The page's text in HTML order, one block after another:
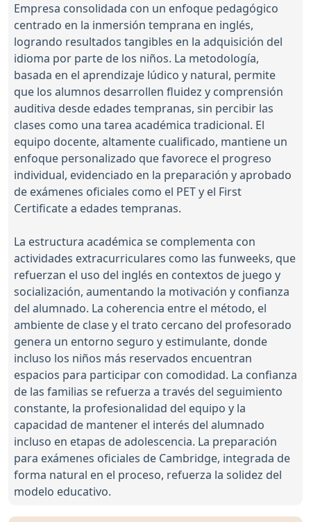
Empresa consolidada con un enfoque pedagógico
centrado en la inmersión temprana en inglés,
logrando resultados tangibles en la adquisición del
idioma por parte de los niños. La metodología,
basada en el aprendizaje lúdico y natural, permite
que los alumnos desarrollen fluidez y comprensión
auditiva desde edades tempranas, sin percibir las
clases como una tarea académica tradicional. El
equipo docente, altamente cualificado, mantiene un
enfoque personalizado que favorece el progreso
individual, evidenciado en la preparación y aprobado
de exámenes oficiales como el PET y el First
Certificate a edades tempranas.
La estructura académica se complementa con
actividades extracurriculares como las funweeks, que
refuerzan el uso del inglés en contextos de juego y
socialización, aumentando la motivación y confianza
del alumnado. La coherencia entre el método, el
ambiente de clase y el trato cercano del profesorado
genera un entorno seguro y estimulante, donde
incluso los niños más reservados encuentran
espacios para participar con comodidad. La confianza
de las familias se refuerza a través del seguimiento
constante, la profesionalidad del equipo y la
capacidad de mantener el interés del alumnado
incluso en etapas de adolescencia. La preparación
para exámenes oficiales de Cambridge, integrada de
forma natural en el proceso, refuerza la solidez del
modelo educativo.